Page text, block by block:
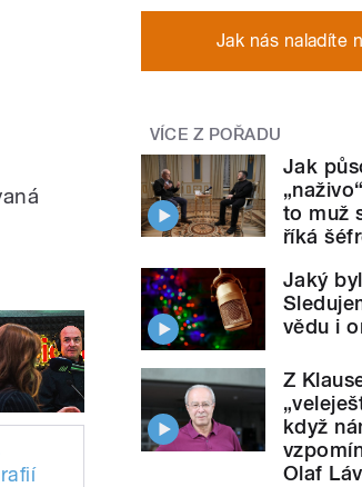
Jak nás naladíte
VÍCE Z POŘADU
Jak
to muž
říká
Jaký
vědu i
Z
když
Olaf